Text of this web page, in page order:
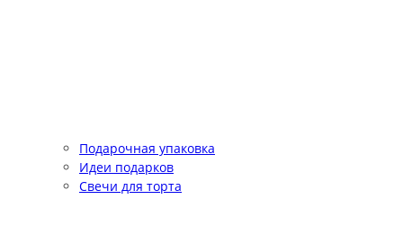
Подарочная упаковка
Идеи подарков
Свечи для торта